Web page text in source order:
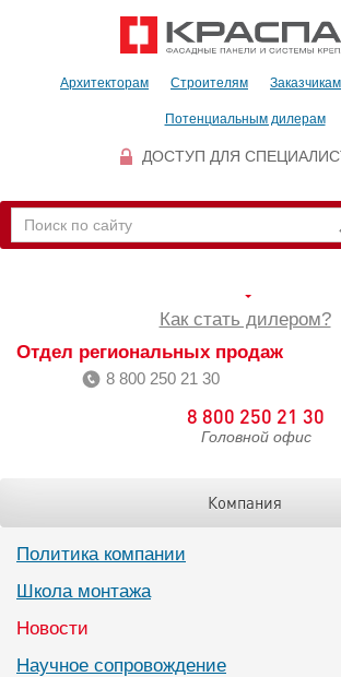
Архитекторам Строителям
Потенциальным дилерам
ДОСТУП ДЛЯ
Как стать дилером?
Отдел региональных продаж
8 800 250 21 30
8 800 250 21 30
Головной офис
Компания
Политика компании
Школа монтажа
Новости
Научное сопровождение